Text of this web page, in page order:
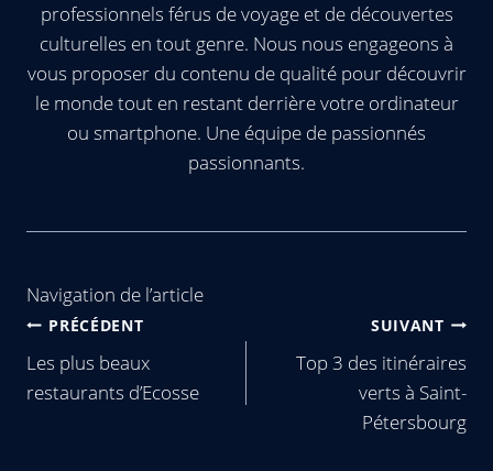
professionnels férus de voyage et de découvertes
culturelles en tout genre. Nous nous engageons à
vous proposer du contenu de qualité pour découvrir
le monde tout en restant derrière votre ordinateur
ou smartphone. Une équipe de passionnés
passionnants.
Navigation de l’article
PRÉCÉDENT
Les plus beaux
restaurants d’Ecosse
SUIVANT
Top 3 des itinéraires
verts à Saint-
Pétersbourg